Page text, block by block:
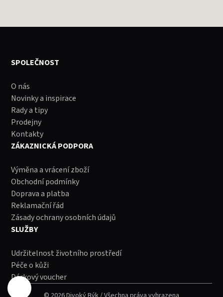
SPOLEČNOST
O nás
Novinky a inspirace
Rady a tipy
Prodejny
Kontakty
ZÁKAZNICKÁ PODPORA
Výměna a vrácení zboží
Obchodní podmínky
Doprava a platba
Reklamační řád
Zásady ochrany osobních údajů
SLUŽBY
Udržitelnost životního prostředí
Péče o kůži
Dárkový voucher